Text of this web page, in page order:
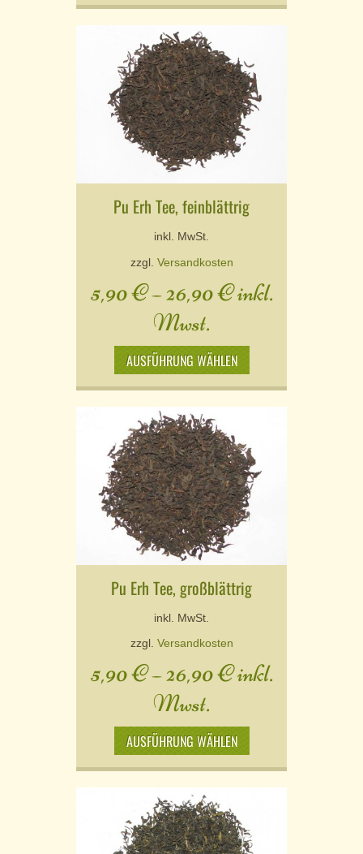
Pu Erh Tee, feinblättrig
inkl. MwSt.
zzgl. Versandkosten
5,90€–26,90€inkl.
Mwst.
AUSFÜHRUNG WÄHLEN
Pu Erh Tee, großblättrig
inkl. MwSt.
zzgl. Versandkosten
5,90€–26,90€inkl.
Mwst.
AUSFÜHRUNG WÄHLEN